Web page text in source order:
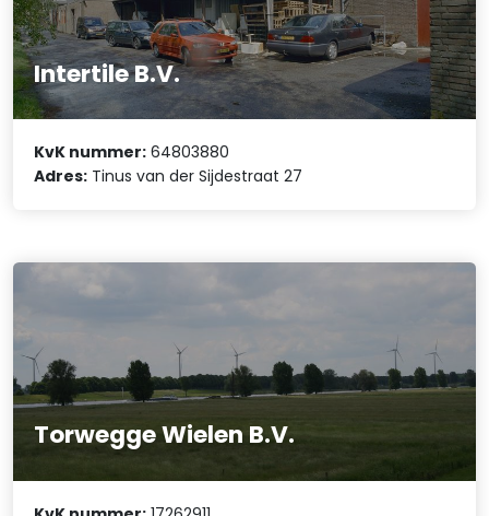
Intertile B.V.
KvK nummer: 64803880
Adres: Tinus van der Sijdestraat 27
Torwegge Wielen B.V.